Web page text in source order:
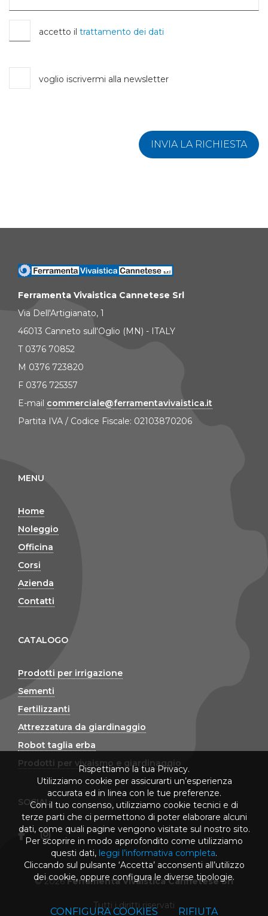
accetto il trattamento dei dati
voglio iscrivermi alla newsletter
INVIA LA RICHIESTA
Ferramenta Vivaistica Cannetese Srl
Via Dell'Artigianato, 1
46013 Canneto sull'Oglio (MN) - ITALY
T 0376 70852
M 0376 723820
F 0376 725357
E-mail commerciale@ferramentavivaistica.it
Partita IVA / Codice Fiscale: 02103870206
MENU
Home
Noleggio
Officina
Corsi
Azienda
Contatti
CATALOGO
Prodotti per irrigazione
Sementi
Fertilizzanti
Attrezzatura da giardinaggio
Robot taglia erba
Prodotti per vivaismo e giardinaggio
SOCIAL
© 2026Ferramenta Vivaistica Cannetese Srl
Tutti i diritti riservati
Rispettiamo la tua Privacy.
Utilizziamo cookie per assicurarti un’esperienza
accurata ed in linea con le tue preferenze.
Con il tuo consenso, utilizziamo cookie tecnici e di
terze parti che ci permettono di poter elaborare alcuni
dati, come quali pagine vengono visitate sul nostro sito.
Per scoprire in modo approfondito come utilizziamo
questi dati, leggi l’informativa completa.
Cliccando sul pulsante ‘Accetta’ acconsenti all’utilizzo
dei cookie, oppure configura le diverse tipologie.
CONFIGURA COOKIES RIFIUTA